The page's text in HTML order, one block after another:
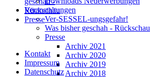
Veranstaltungen
Ver-SESSEL-ungsgefahr!
Was bisher geschah - Rückschau
Presse
Archiv 2021
Archiv 2020
Archiv 2019
Archiv 2018
Rückschau
Presse
Kontakt
Impressum
Datenschutz